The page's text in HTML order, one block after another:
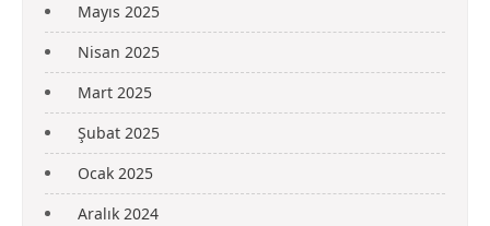
Mayıs 2025
Nisan 2025
Mart 2025
Şubat 2025
Ocak 2025
Aralık 2024